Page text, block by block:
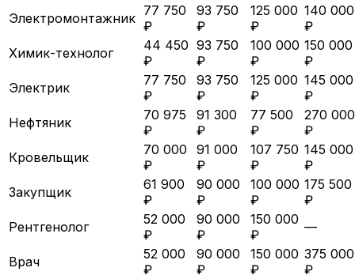
Электромонтажник 77 750
₽
93 750
₽
125 000
₽
140 000
₽
Химик-технолог
44 450
₽
93 750
₽
100 000
₽
150 000
₽
Электрик
77 750
₽
93 750
₽
125 000
₽
145 000
₽
Нефтяник
70 975
₽
91 300
₽
77 500
₽
270 000
₽
Кровельщик
70 000
₽
91 000
₽
107 750
₽
145 000
₽
Закупщик
61 900
₽
90 000
₽
100 000
₽
175 500
₽
Рентгенолог
52 000
₽
90 000
₽
150 000
₽
—
Врач
52 000
₽
90 000
₽
150 000
₽
375 000
₽